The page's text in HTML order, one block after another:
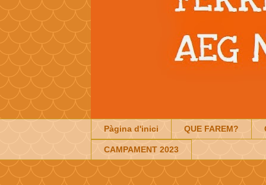
Pàgina d'inici QUE FAREM?
CAMPAMENT 2023